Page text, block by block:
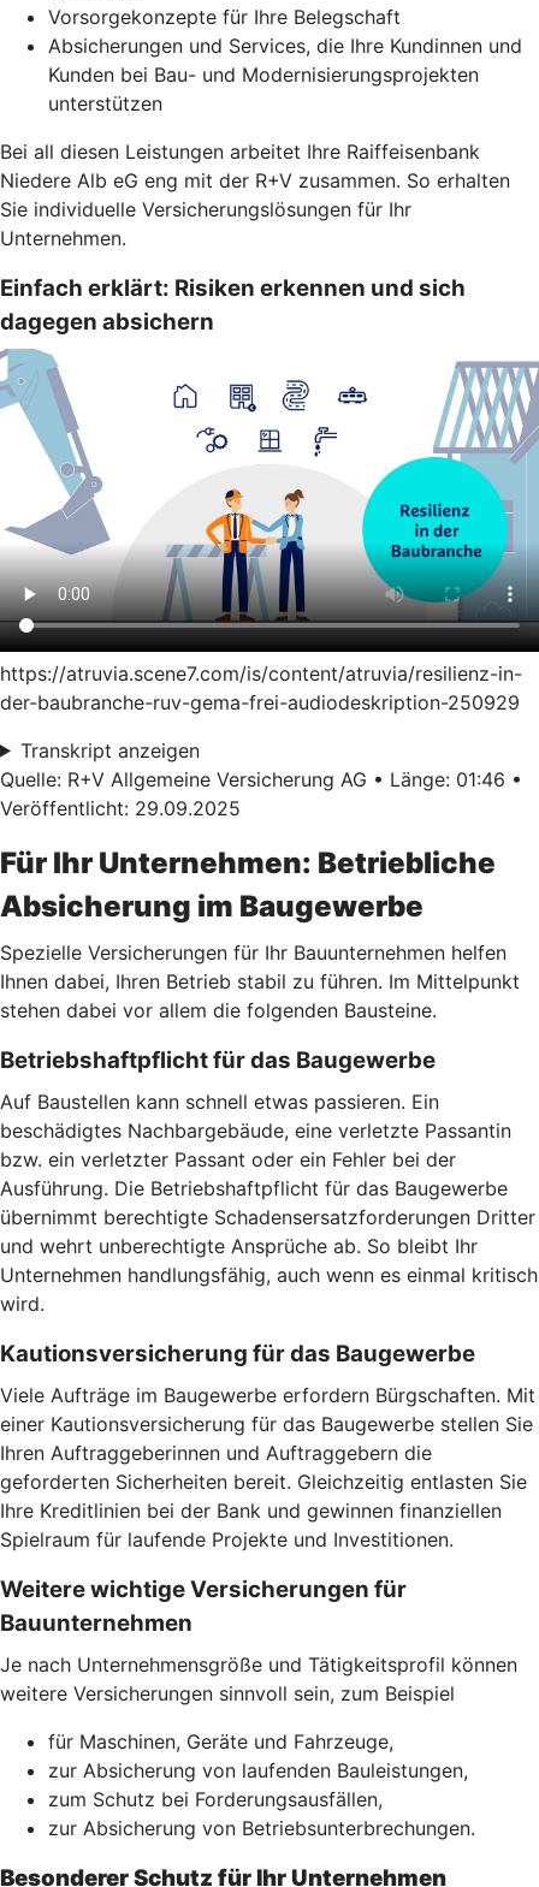
Vorsorgekonzepte für Ihre Belegschaft
Absicherungen und Services, die Ihre Kundinnen und
Kunden bei Bau- und Modernisierungsprojekten
unterstützen
Bei all diesen Leistungen arbeitet Ihre Raiffeisenbank
Niedere Alb eG eng mit der R+V zusammen. So erhalten
Sie individuelle Versicherungslösungen für Ihr
Unternehmen.
Einfach erklärt: Risiken erkennen und sich
dagegen absichern
https://atruvia.scene7.com/is/content/atruvia/resilienz-in-
der-baubranche-ruv-gema-frei-audiodeskription-250929
Transkript anzeigen
Quelle: R+V Allgemeine Versicherung AG • Länge: 01:46 •
Veröffentlicht: 29.09.2025
Für Ihr Unternehmen: Betriebliche
Absicherung im Baugewerbe
Spezielle Versicherungen für Ihr Bauunternehmen helfen
Ihnen dabei, Ihren Betrieb stabil zu führen. Im Mittelpunkt
stehen dabei vor allem die folgenden Bausteine.
Betriebshaftpflicht für das Baugewerbe
Auf Baustellen kann schnell etwas passieren. Ein
beschädigtes Nachbargebäude, eine verletzte Passantin
bzw. ein verletzter Passant oder ein Fehler bei der
Ausführung. Die Betriebshaftpflicht für das Baugewerbe
übernimmt berechtigte Schadensersatzforderungen Dritter
und wehrt unberechtigte Ansprüche ab. So bleibt Ihr
Unternehmen handlungsfähig, auch wenn es einmal kritisch
wird.
Kautionsversicherung für das Baugewerbe
Viele Aufträge im Baugewerbe erfordern Bürgschaften. Mit
einer Kautionsversicherung für das Baugewerbe stellen Sie
Ihren Auftraggeberinnen und Auftraggebern die
geforderten Sicherheiten bereit. Gleichzeitig entlasten Sie
Ihre Kreditlinien bei der Bank und gewinnen finanziellen
Spielraum für laufende Projekte und Investitionen.
Weitere wichtige Versicherungen für
Bauunternehmen
Je nach Unternehmensgröße und Tätigkeitsprofil können
weitere Versicherungen sinnvoll sein, zum Beispiel
für Maschinen, Geräte und Fahrzeuge,
zur Absicherung von laufenden Bauleistungen,
zum Schutz bei Forderungsausfällen,
zur Absicherung von Betriebsunterbrechungen.
Besonderer Schutz für Ihr Unternehmen